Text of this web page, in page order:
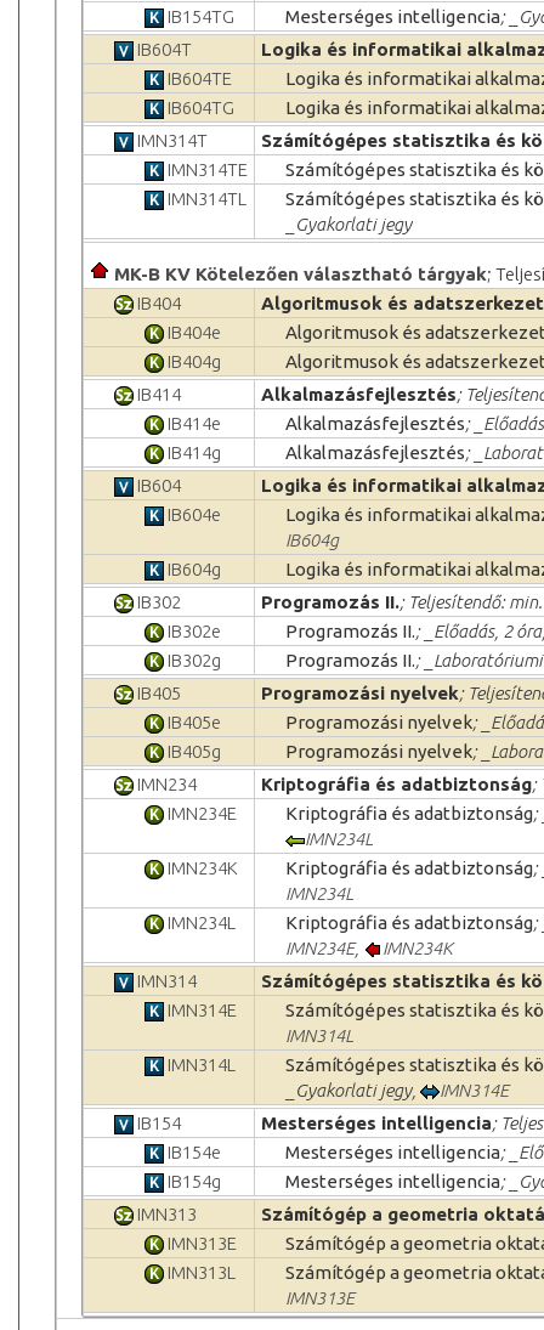
IB154TG Mesterséges intelligencia;
IB604T
Logika és informatikai
IB604TE
Logika és informatikai
IB604TG
Logika és informatikai
IMN314T
Számítógépes statisztika és
IMN314TE
Számítógépes statisztika és
IMN314TL
Számítógépes statisztika és
_Gyakorlati jegy
MK-B KV Kötelezően választható tárgyak;
IB404
Algoritmusok és
IB404e
Algoritmusok és
IB404g
Algoritmusok és
IB414
Alkalmazásfejlesztés;
IB414e
Alkalmazásfejlesztés;
IB414g
Alkalmazásfejlesztés;
IB604
Logika és informatikai
IB604e
Logika és informatikai
IB604g
IB604g
Logika és informatikai
IB302
Programozás II.; Teljesítendő:
IB302e
Programozás II.; _Előadás, 2
IB302g
Programozás II.;
IB405
Programozási nyelvek;
IB405e
Programozási nyelvek;
IB405g
Programozási nyelvek;
IMN234
Kriptográfia és adatbiztonság;
IMN234E
Kriptográfia és adatbiztonság;
IMN234L
IMN234K
Kriptográfia és adatbiztonság;
IMN234L
IMN234L
Kriptográfia és adatbiztonság;
IMN234E,
IMN234K
IMN314
Számítógépes statisztika és
IMN314E
Számítógépes statisztika és
IMN314L
IMN314L
Számítógépes statisztika és
_Gyakorlati jegy,
IMN314E
IB154
Mesterséges intelligencia;
IB154e
Mesterséges intelligencia;
IB154g
Mesterséges intelligencia;
IMN313
Számítógép a geometria
IMN313E
Számítógép a geometria
IMN313L
Számítógép a geometria
IMN313E